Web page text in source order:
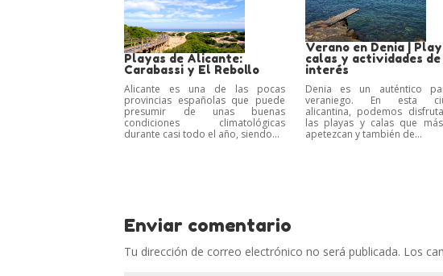
Playas de Alicante:
Carabassi y El Rebollo
Alicante es una de las pocas
provincias españolas que puede
presumir de unas buenas
condiciones climatológicas
durante casi todo el año, siendo...
Verano en Denia |
calas y actividades de
interés
Denia es un auténtico
veraniego. En esta
alicantina, podemos
las playas y calas que
apetezcan y también de...
Enviar comentario
Tu dirección de correo electrónico no será publicada. Los